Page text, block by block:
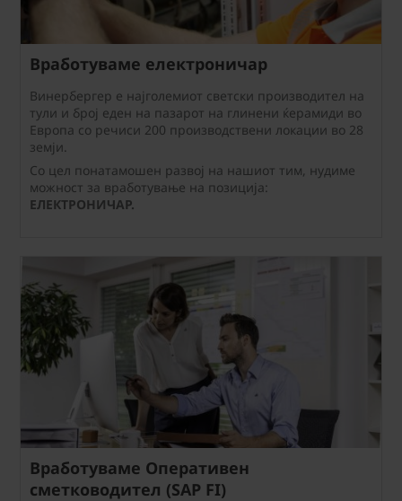
Вработуваме електроничар
Винербергер е најголемиот светски производител на
тули и број еден на пазарот на глинени ќерамиди во
Европа со речиси 200 производствени локации во 28
земји.
Со цел понатамошен развој на нашиот тим, нудиме
можност за вработување на позиција:
ЕЛЕКТРОНИЧАР.
Вработуваме Оперативен
сметководител (SAP FI)